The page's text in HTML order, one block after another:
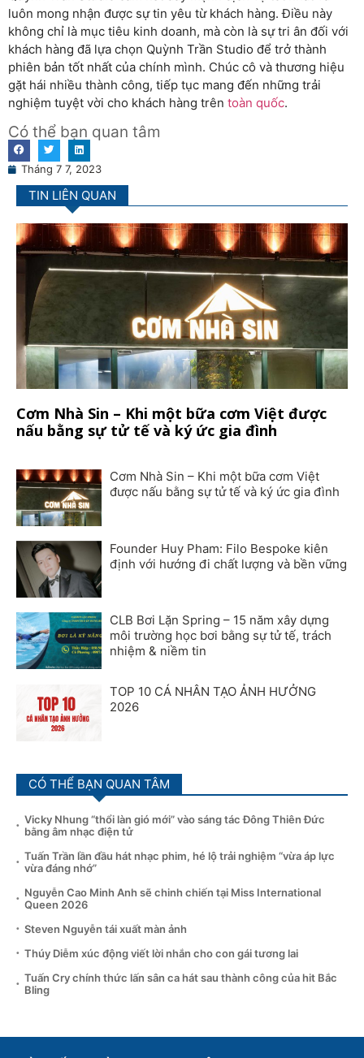
luôn mong nhận được sự tin yêu từ khách hàng. Điều này
không chỉ là mục tiêu kinh doanh, mà còn là sự tri ân đối với
khách hàng đã lựa chọn Quỳnh Trần Studio để trở thành
phiên bản tốt nhất của chính mình. Chúc cô và thương hiệu
gặt hái nhiều thành công, tiếp tục mang đến những trải
nghiệm tuyệt vời cho khách hàng trên toàn quốc.
Có thể bạn quan tâm
Tháng 7 7, 2023
TIN LIÊN QUAN
Cơm Nhà Sin – Khi một bữa cơm Việt được
nấu bằng sự tử tế và ký ức gia đình
Cơm Nhà Sin – Khi một bữa cơm Việt
được nấu bằng sự tử tế và ký ức gia đình
Founder Huy Pham: Filo Bespoke kiên
định với hướng đi chất lượng và bền vững
CLB Bơi Lặn Spring – 15 năm xây dựng
môi trường học bơi bằng sự tử tế, trách
nhiệm & niềm tin
TOP 10 CÁ NHÂN TẠO ẢNH HƯỞNG
2026
CÓ THỂ BẠN QUAN TÂM
Vicky Nhung “thổi làn gió mới” vào sáng tác Đông Thiên Đức
bằng âm nhạc điện tử
Tuấn Trần lần đầu hát nhạc phim, hé lộ trải nghiệm “vừa áp lực
vừa đáng nhớ”
Nguyễn Cao Minh Anh sẽ chinh chiến tại Miss International
Queen 2026
Steven Nguyễn tái xuất màn ảnh
Thúy Diễm xúc động viết lời nhắn cho con gái tương lai
Tuấn Cry chính thức lấn sân ca hát sau thành công của hit Bắc
Bling